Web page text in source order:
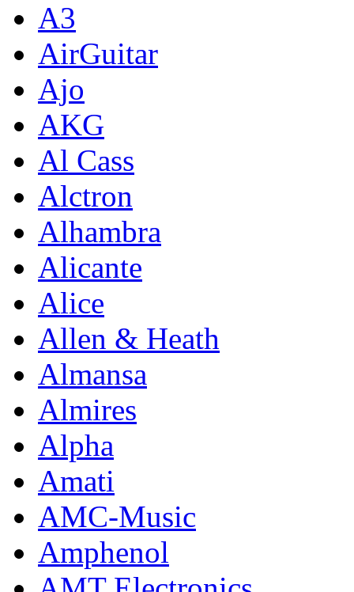
A3
AirGuitar
Ajo
AKG
Al Cass
Alctron
Alhambra
Alicante
Alice
Allen & Heath
Almansa
Almires
Alpha
Amati
AMC-Music
Amphenol